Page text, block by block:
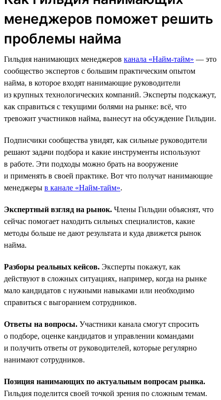
менеджеров поможет решить
проблемы найма
Гильдия нанимающих менеджеров канала «Найм-тайм» — это
сообщество экспертов с большим практическим опытом
найма, в которое входят нанимающие руководители
из крупных технологических компаний. Эксперты подскажут,
как справиться с текущими болями на рынке: всё, что
тревожит участников найма, вынесут на обсуждение Гильдии.
Подписчики сообщества увидят, как сильные руководители
решают задачи подбора и какие инструменты используют
в работе. Эти подходы можно брать на вооружение
и применять в своей практике. Вот что получат нанимающие
менеджеры в канале «Найм-тайм».
Экспертный взгляд на рынок. Члены Гильдии объяснят, что
сейчас помогает находить сильных специалистов, какие
методы больше не дают результата и куда движется рынок
найма.
Разборы реальных кейсов. Эксперты покажут, как
действуют в сложных ситуациях, например, когда на рынке
мало кандидатов с нужными навыками или необходимо
справиться с выгоранием сотрудников.
Ответы на вопросы. Участники канала смогут спросить
о подборе, оценке кандидатов и управлении командами
и получить ответы от руководителей, которые регулярно
нанимают сотрудников.
Позиция нанимающих по актуальным вопросам рынка.
Гильдия поделится своей точкой зрения по сложным темам.